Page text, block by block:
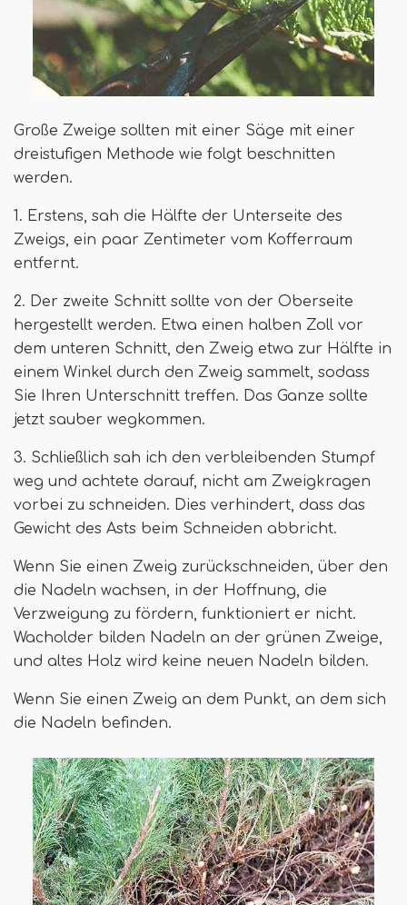
Große Zweige sollten mit einer Säge mit einer
dreistufigen Methode wie folgt beschnitten
werden.
1. Erstens, sah die Hälfte der Unterseite des
Zweigs, ein paar Zentimeter vom Kofferraum
entfernt.
2. Der zweite Schnitt sollte von der Oberseite
hergestellt werden. Etwa einen halben Zoll vor
dem unteren Schnitt, den Zweig etwa zur Hälfte in
einem Winkel durch den Zweig sammelt, sodass
Sie Ihren Unterschnitt treffen. Das Ganze sollte
jetzt sauber wegkommen.
3. Schließlich sah ich den verbleibenden Stumpf
weg und achtete darauf, nicht am Zweigkragen
vorbei zu schneiden. Dies verhindert, dass das
Gewicht des Asts beim Schneiden abbricht.
Wenn Sie einen Zweig zurückschneiden, über den
die Nadeln wachsen, in der Hoffnung, die
Verzweigung zu fördern, funktioniert er nicht.
Wacholder bilden Nadeln an der grünen Zweige,
und altes Holz wird keine neuen Nadeln bilden.
Wenn Sie einen Zweig an dem Punkt, an dem sich
die Nadeln befinden.